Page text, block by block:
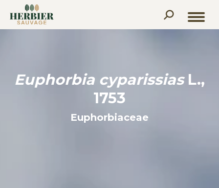
Recherche
:
Euphorbia cyparissiasL.,
1753
Euphorbiaceae